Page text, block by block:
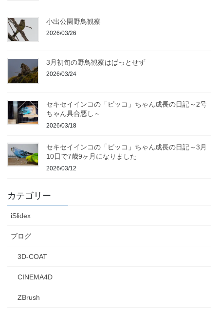
小出公園野鳥観察
2026/03/26
3月初旬の野鳥観察はぱっとせず
2026/03/24
セキセイインコの「ピッコ」ちゃん成長の日記～2号
ちゃん具合悪し～
2026/03/18
セキセイインコの「ピッコ」ちゃん成長の日記～3月
10日で7歳9ヶ月になりました
2026/03/12
カテゴリー
iSlidex
ブログ
3D-COAT
CINEMA4D
ZBrush